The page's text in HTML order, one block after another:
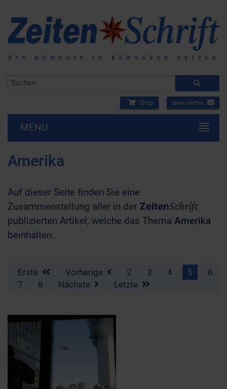
Shop Newsletter
MENU
Amerika
Auf dieser Seite finden Sie eine
Zusammenstellung aller in der ZeitenSchrift
publizierten Artikel, welche das Thema Amerika
beinhalten.
Erste Vorherige 2 3 4 5
6
7
8 Nächste Letzte